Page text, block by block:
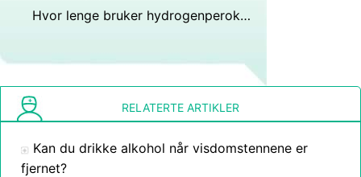
Hvor lenge bruker hydrogenperoksid til å bleke tennene og hvilken grad av hvithet avgir det?
RELATERTE ARTIKLER
Kan du drikke alkohol når visdomstennene er
fjernet?